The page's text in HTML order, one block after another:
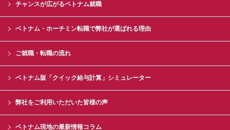
チャンスが広がるベトナム就職
ベトナム・ホーチミン転職で弊社が選ばれる理由
ご就職・転職の流れ
ベトナム版「クイック給与計算」シミュレーター
弊社をご利用いただいた皆様の声
ベトナム現地の最新情報コラム